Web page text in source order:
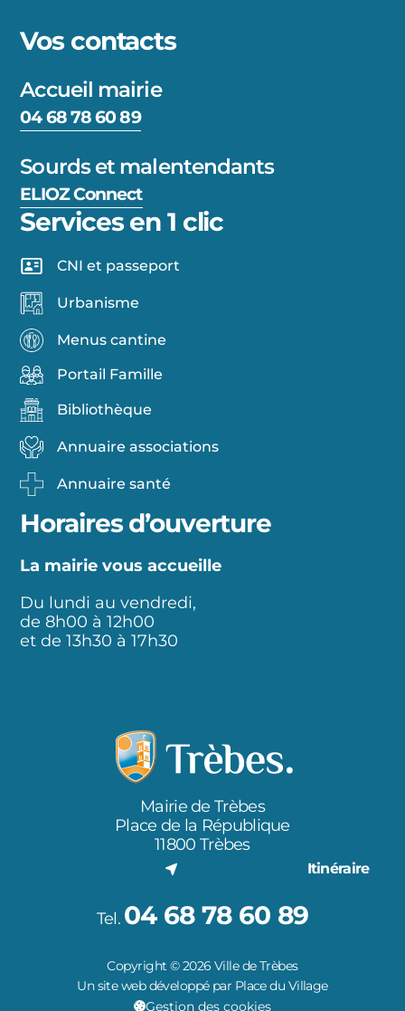
Vos contacts
Accueil mairie
04 68 78 60 89
Sourds et malentendants
ELIOZ Connect
Services en 1 clic
CNI et passeport
Urbanisme
Menus cantine
Portail Famille
Bibliothèque
Annuaire associations
Annuaire santé
Horaires d’ouverture
La mairie vous accueille
Du lundi au vendredi,
de 8h00 à 12h00
et de 13h30 à 17h30
Mairie de Trèbes
Place de la République
11800 Trèbes
Itinéraire
Tel. 04 68 78 60 89
Copyright © 2026 Ville de Trèbes
Un site web développé par Place du Village
Gestion des cookies